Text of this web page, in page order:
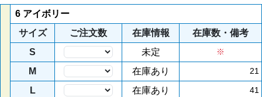
6 アイボリー
サイズ
ご注文数 在庫情報
在庫数・備考
S
未定 ※
M 在庫あり 21
L 在庫あり 41